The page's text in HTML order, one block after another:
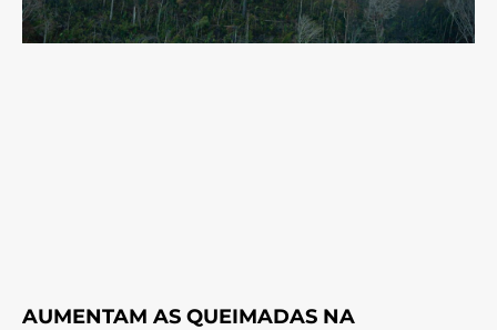
AUMENTAM AS QUEIMADAS NA